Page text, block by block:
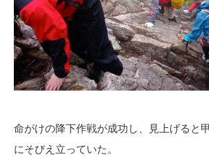
命がけの降下作戦が成功し、見上げると
にそびえ立っていた。